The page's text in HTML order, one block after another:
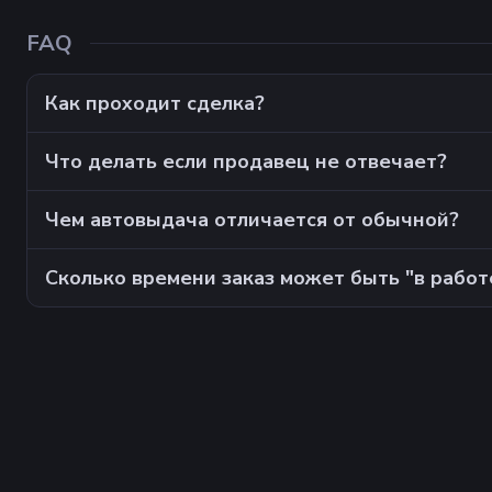
FAQ
Как проходит сделка?
Что делать если продавец не отвечает?
Чем автовыдача отличается от обычной?
Сколько времени заказ может быть "в